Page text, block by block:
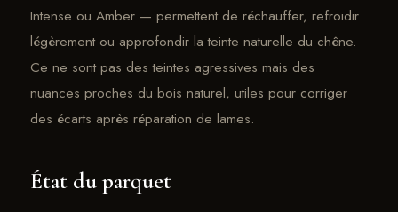
Intense ou Amber — permettent de réchauffer, refroidir
légèrement ou approfondir la teinte naturelle du chêne.
Ce ne sont pas des teintes agressives mais des
nuances proches du bois naturel, utiles pour corriger
des écarts après réparation de lames.
État du parquet